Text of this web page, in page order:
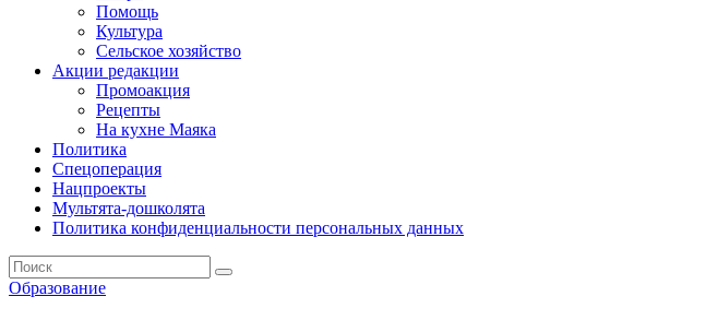
Помощь
Культура
Сельское хозяйство
Акции редакции
Промоакция
Рецепты
На кухне Маяка
Политика
Спецоперация
Нацпроекты
Мультята-дошколята
Политика конфиденциальности персональных данных
Образование